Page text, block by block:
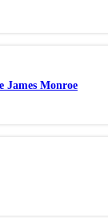
James Monroe